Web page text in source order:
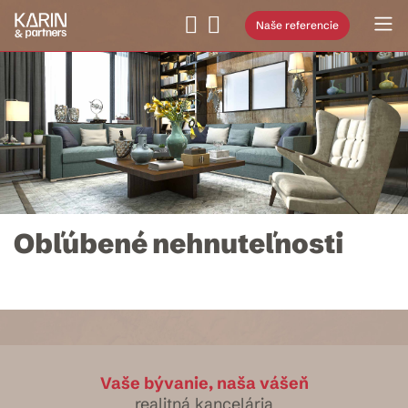
Naše referencie
Obľúbené nehnuteľnosti
Vaše bývanie, naša vášeň